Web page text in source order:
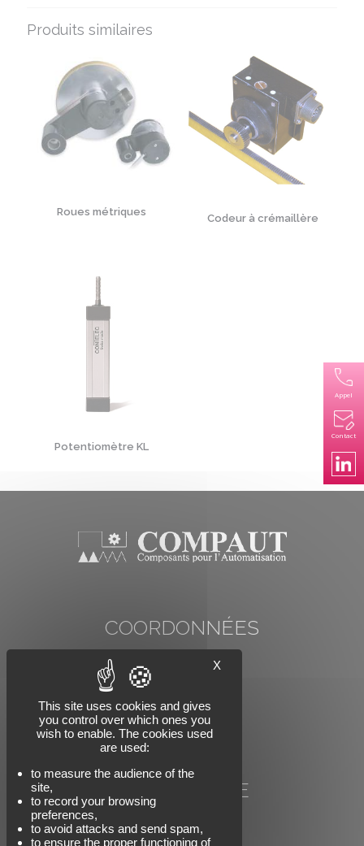
Produits similaires
Roues métriques
Codeur à crémaillère
Potentiomètre KL
COORDONNÉES
78 rue Carnot
74000 ANNECY
Tél : +33 (0)4 50 57 07 91
Email : info@compaut.com
NOUS SUIVRE
Appel
Contact
X
This site uses cookies and gives
you control over which ones you
wish to enable. The cookies used
are used:
to measure the audience of the
site,
to record your browsing
preferences,
to avoid attacks and send spam,
to ensure the proper functioning of